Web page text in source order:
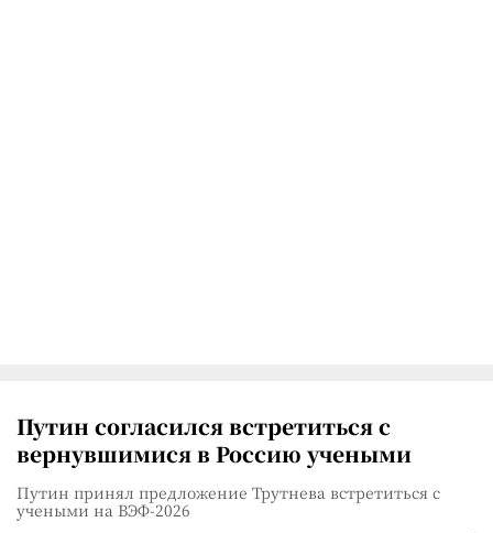
Путин согласился встретиться с
вернувшимися в Россию учеными
Путин принял предложение Трутнева встретиться с
учеными на ВЭФ-2026